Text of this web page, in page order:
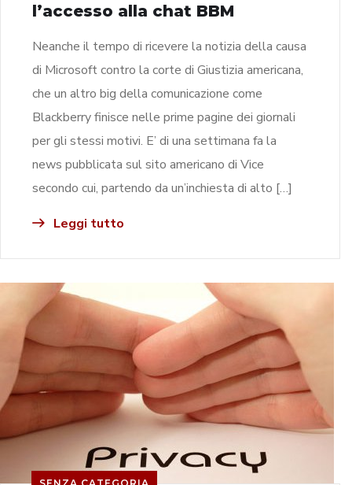
l’accesso alla chat BBM
Neanche il tempo di ricevere la notizia della causa
di Microsoft contro la corte di Giustizia americana,
che un altro big della comunicazione come
Blackberry finisce nelle prime pagine dei giornali
per gli stessi motivi. E’ di una settimana fa la
news pubblicata sul sito americano di Vice
secondo cui, partendo da un’inchiesta di alto […]
Leggi tutto